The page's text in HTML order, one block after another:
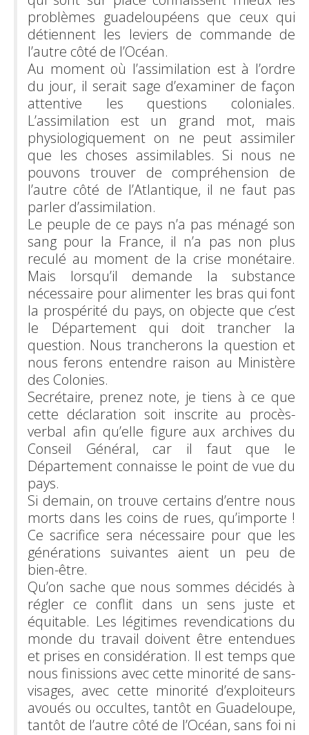
problèmes guadeloupéens que ceux qui
détiennent les leviers de commande de
l’autre côté de l’Océan.
Au moment où l’assimilation est à l’ordre
du jour, il serait sage d’examiner de façon
attentive les questions coloniales.
L’assimilation est un grand mot, mais
physiologiquement on ne peut assimiler
que les choses assimilables. Si nous ne
pouvons trouver de compréhension de
l’autre côté de l’Atlantique, il ne faut pas
parler d’assimilation.
Le peuple de ce pays n’a pas ménagé son
sang pour la France, il n’a pas non plus
reculé au moment de la crise monétaire.
Mais lorsqu’il demande la substance
nécessaire pour alimenter les bras qui font
la prospérité du pays, on objecte que c’est
le Département qui doit trancher la
question. Nous trancherons la question et
nous ferons entendre raison au Ministère
des Colonies.
Secrétaire, prenez note, je tiens à ce que
cette déclaration soit inscrite au procès-
verbal afin qu’elle figure aux archives du
Conseil Général, car il faut que le
Département connaisse le point de vue du
pays.
Si demain, on trouve certains d’entre nous
morts dans les coins de rues, qu’importe !
Ce sacrifice sera nécessaire pour que les
générations suivantes aient un peu de
bien-être.
Qu’on sache que nous sommes décidés à
régler ce conflit dans un sens juste et
équitable. Les légitimes revendications du
monde du travail doivent être entendues
et prises en considération. Il est temps que
nous finissions avec cette minorité de sans-
visages, avec cette minorité d’exploiteurs
avoués ou occultes, tantôt en Guadeloupe,
tantôt de l’autre côté de l’Océan, sans foi ni